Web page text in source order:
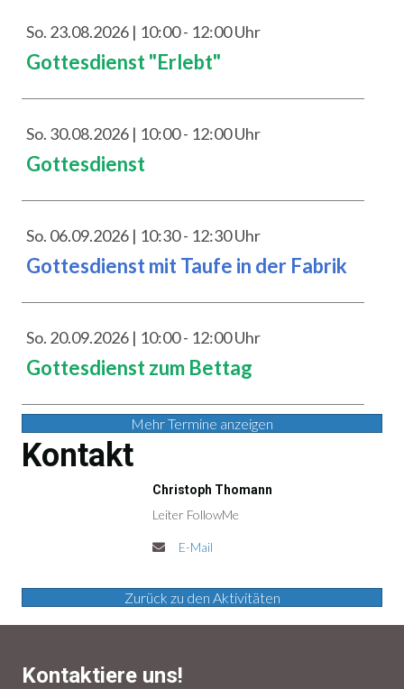
So. 23.08.2026 | 10:00 - 12:00 Uhr
Gottesdienst "Erlebt"
So. 30.08.2026 | 10:00 - 12:00 Uhr
Gottesdienst
So. 06.09.2026 | 10:30 - 12:30 Uhr
Gottesdienst mit Taufe in der Fabrik
So. 20.09.2026 | 10:00 - 12:00 Uhr
Gottesdienst zum Bettag
Mehr Termine anzeigen
Kontakt
Christoph Thomann
Leiter FollowMe
E-Mail
Zurück zu den Aktivitäten
Kontaktiere uns!